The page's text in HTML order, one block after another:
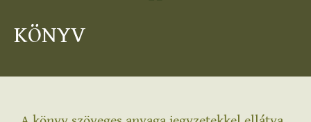
KÖNYV